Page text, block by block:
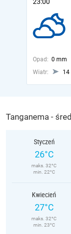
Opad: 0 mm
Wiatr:
14
Tanganema -
Styczeń
26°C
maks. 32°C
min. 22°C
Kwiecień
27°C
maks. 32°C
min. 23°C